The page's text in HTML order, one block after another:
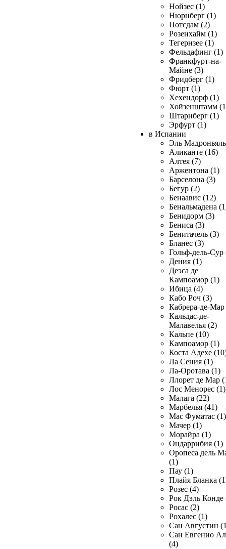
Нойзес (1)
Нюрнберг (1)
Потсдам (2)
Розенхайм (1)
Тегернзее (1)
Фельдафинг (1)
Франкфурт-на-
Майне (3)
Фридберг (1)
Фюрт (1)
Хехендорф (1)
Хойзенштамм
Штарнберг (1)
Эрфурт (1)
в Испании
Эль
Аликанте (16)
Алтея (7)
Аржентона (1)
Барселона (3)
Бегур (2)
Бенаавис (12)
Бенальмадена
Бенидорм (3)
Бениса (3)
Бенитачель (3)
Бланес (3)
Гольф-дель-Сур
Дения (1)
Деэса де
Кампоамор (1)
Ибица (4)
Кабо Роч (3)
Кабрера-де-Мар
Кальдас-де-
Малавелья (2)
Кальпе (10)
Кампоамор (1)
Коста Адехе
Ла Сения (1)
Ла-Оротава (1)
Ллорет де Мар
Лос Менорес (1)
Малага (22)
Марбелья (41)
Мас Фуматас (1)
Мачер (1)
Морайра (1)
Ондаррибия (1)
Оропеса дель
(1)
Пау (1)
Плайя Бланка
Розес (4)
Рок Дэль Конде
Росас (2)
Рохалес (1)
Сан Августин
Сан Евгенио
(4)